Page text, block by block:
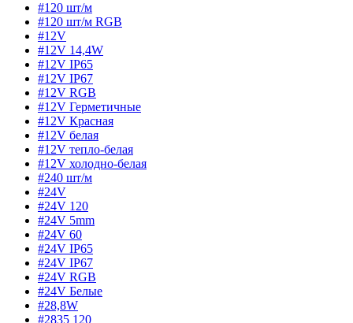
#120 шт/м
#120 шт/м RGB
#12V
#12V 14,4W
#12V IP65
#12V IP67
#12V RGB
#12V Герметичные
#12V Красная
#12V белая
#12V тепло-белая
#12V холодно-белая
#240 шт/м
#24V
#24V 120
#24V 5mm
#24V 60
#24V IP65
#24V IP67
#24V RGB
#24V Белые
#28,8W
#2835 120